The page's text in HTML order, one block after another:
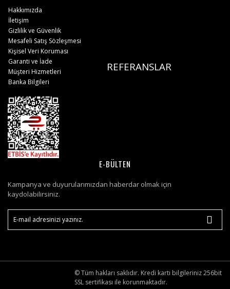
Hakkımızda
İletişim
Gizlilik ve Güvenlik
Mesafeli Satış Sözleşmesi
Kişisel Veri Koruması
REFERANSLAR
Garanti ve İade
Müşteri Hizmetleri
Banka Bilgileri
E-BÜLTEN
Kampanya ve duyurularımızdan haberdar olmak için
kaydolabilirsiniz.
© Tüm hakları saklıdır. Kredi kartı bilgileriniz 256bit
SSL sertifikası ile korunmaktadır.